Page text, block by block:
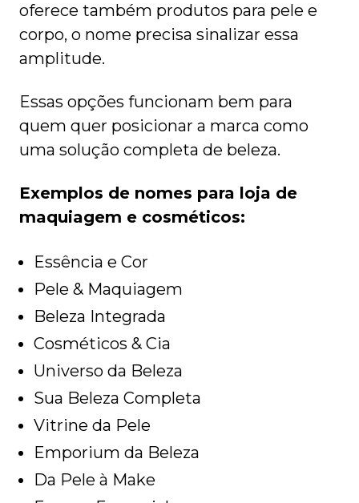
oferece também produtos para pele e
corpo, o nome precisa sinalizar essa
amplitude.
Essas opções funcionam bem para
quem quer posicionar a marca como
uma solução completa de beleza.
Exemplos de nomes para loja de
maquiagem e cosméticos:
Essência e Cor
Pele & Maquiagem
Beleza Integrada
Cosméticos & Cia
Universo da Beleza
Sua Beleza Completa
Vitrine da Pele
Emporium da Beleza
Da Pele à Make